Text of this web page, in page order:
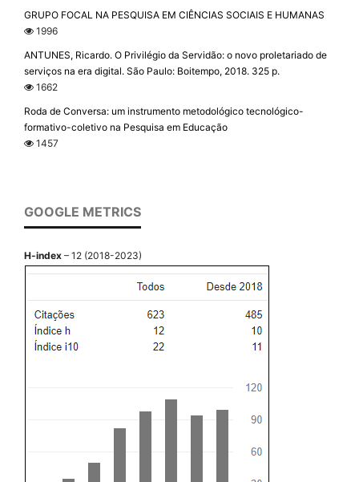
GRUPO FOCAL NA PESQUISA EM CIÊNCIAS SOCIAIS E HUMANAS
1996
ANTUNES, Ricardo. O Privilégio da Servidão: o novo proletariado de
serviços na era digital. São Paulo: Boitempo, 2018. 325 p.
1662
Roda de Conversa: um instrumento metodológico tecnológico-
formativo-coletivo na Pesquisa em Educação
1457
GOOGLE METRICS
H-index – 12 (2018-2023)